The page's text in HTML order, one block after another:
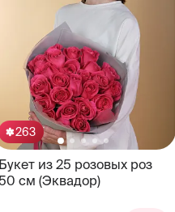
263
Букет из 25 розовых роз
см (Эквадор)